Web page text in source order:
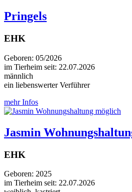
Pringels
EHK
Geboren: 05/2026
im Tierheim seit: 22.07.2026
männlich
ein liebenswerter Verführer
mehr Infos
Jasmin
EHK
Geboren: 2025
im Tierheim seit: 22.07.2026